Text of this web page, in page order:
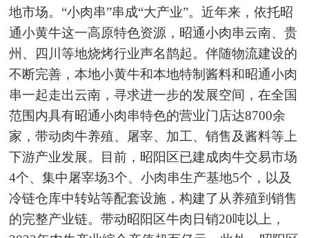
地市场。“小肉串”串成“大产业”。近年来，依托昭
通小黄牛这一高原特色资源，昭通小肉串云南、贵
州、四川等地烧烤行业声名鹊起。伴随物流建设的
不断完善，本地小黄牛和本地特制酱料和昭通小肉
串一起走出云南，寻求进一步的发展空间，在全国
范围内具有昭通小肉串特色的营业门店达8700余
家，带动肉牛养殖、屠宰、加工、销售及酱料等上
下游产业发展。目前，昭阳区已建成肉牛交易市场
4个、集中屠宰场3个、小肉串生产基地5个，以及
冷链仓库中转站等配套设施，构建了从养殖到销售
的完整产业链。带动昭阳区牛肉日销20吨以上，